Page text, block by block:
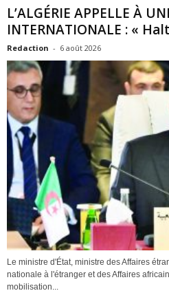
L’ALGÉRIE APPELLE À
INTERNATIONALE : «
Redaction - 6 août 2026
Le ministre d'État, ministre des Affaires
nationale à l'étranger et des Affaires
mobilisation...